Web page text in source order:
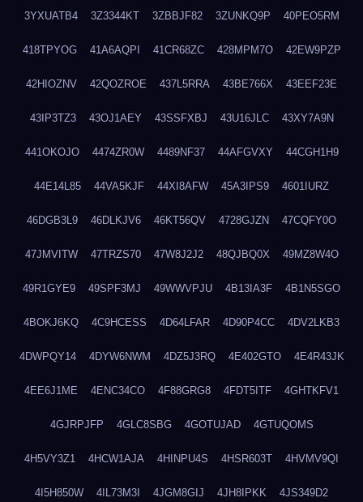
3YXUATB4 3Z3344KT 3ZBBJF82 3ZUNKQ9P 40PEO5RM
418TPYOG 41A6AQPI 41CR68ZC 428MPM7O 42EW9PZP
42HIOZNV 42QOZROE 437L5RRA 43BE766X 43EEF23E
43IP3TZ3 43OJ1AEY 43SSFXBJ 43U16JLC 43XY7A9N
441OKOJO 4474ZR0W 4489NF37 44AFGVXY 44CGH1H9
44E14L85 44VA5KJF 44XI8AFW 45A3IPS9 4601IURZ
46DGB3L9 46DLKJV6 46KT56QV 4728GJZN 47CQFY0O
47JMVITW 47TRZS70 47W8J2J2 48QJBQ0X 49MZ8W4O
49R1GYE9 49SPF3MJ 49WWVPJU 4B13IA3F 4B1N5SGO
4BOKJ6KQ 4C9HCESS 4D64LFAR 4D90P4CC 4DV2LKB3
4DWPQY14 4DYW6NWM 4DZ5J3RQ 4E402GTO 4E4R43JK
4EE6J1ME 4ENC34CO 4F88GRG8 4FDT5ITF 4GHTKFV1
4GJRPJFP 4GLC8SBG 4GOTUJAD 4GTUQOMS
4H5VY3Z1 4HCW1AJA 4HINPU4S 4HSR603T 4HVMV9QI
4I5H850W 4IL73M3I 4JGM8GIJ 4JH8IPKK 4JS349D2